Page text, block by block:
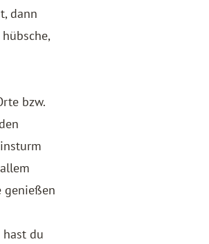
dann
bzw.
genießen
hast du